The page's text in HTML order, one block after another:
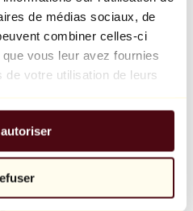
de médias sociaux, de
combiner celles-ci
vous leur avez fournies
votre utilisation de leurs